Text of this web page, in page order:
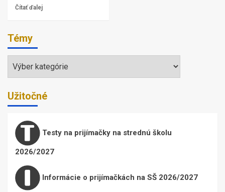
Čítať ďalej
Témy
Témy
Užitočné
Testy na prijímačky na strednú školu
2026/2027
Informácie o prijímačkách na SŠ 2026/2027